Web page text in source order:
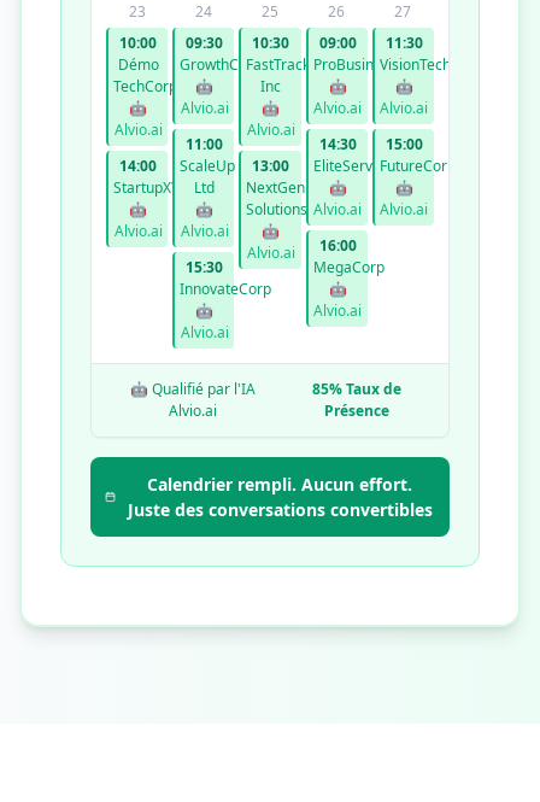
23
10:00
Démo
TechCorp
🤖
Alvio.ai
14:00
StartupXYZ
🤖
Alvio.ai
24
09:30
GrowthCo
🤖
Alvio.ai
11:00
ScaleUp
Ltd
🤖
Alvio.ai
15:30
InnovateCorp
🤖
Alvio.ai
25
10:30
FastTrack
Inc
🤖
Alvio.ai
13:00
NextGen
Solutions
🤖
Alvio.ai
26
09:00
ProBusiness
🤖
Alvio.ai
14:30
EliteServices
🤖
Alvio.ai
16:00
MegaCorp
🤖
Alvio.ai
27
11:30
VisionTech
🤖
Alvio.ai
15:00
FutureCorp
🤖
Alvio.ai
🤖 Qualifié par l'IA
Alvio.ai
85% Taux de
Présence
Calendrier rempli. Aucun effort.
Juste des conversations convertibles